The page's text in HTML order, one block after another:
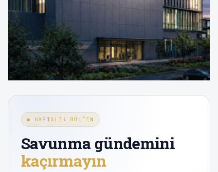
● HAFTALIK BÜLTEN
Savunma gündemini
kaçırmayın